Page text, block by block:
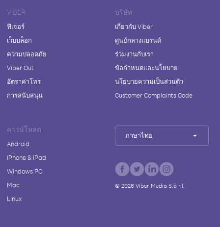
VIBER
ฟีเจอร์
เว็บบล็อก
ความปลอดภัย
Viber Out
อัตราค่าโทร
การสนับสนุน
บริษัท
เกี่ยวกับ Viber
ศูนย์กลางแบรนด์
ร่วมงานกับเรา
ข้อกำหนดและนโยบาย
นโยบายความเป็นส่วนตัว
Customer Complaints Code
ดาวน์โหลด
Android
iPhone & iPad
Windows PC
Mac
Linux
ภาษาไทย
© 2026Viber Media S.à r.l.